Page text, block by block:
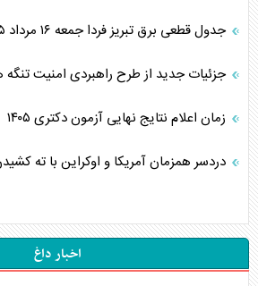
جدول قطعی برق تبریز فردا جمعه ۱۶ مرداد ۱۴۰۵ + نحوه استعلام
جزئیات جدید از طرح راهبردی امنیت تنگه
زمان اعلام نتایج نهایی آزمون دکتری ۱۴۰۵
دردسر همزمان آمریکا و اوکراین با ته
اخبار داغ